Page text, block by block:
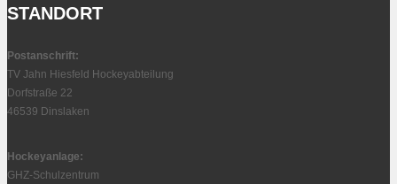
STANDORT
Postanschrift:
TV Jahn Hiesfeld Hockeyabteilung
Dorfstraße 22
46539 Dinslaken
Hockeyanlage:
GHZ-Schulzentrum